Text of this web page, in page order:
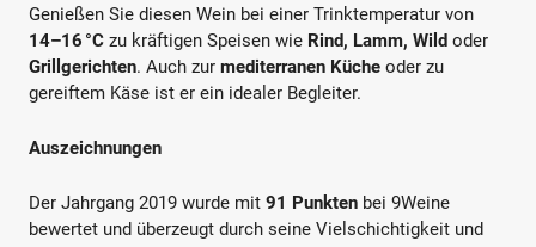
Genießen Sie diesen Wein bei einer Trinktemperatur von
14–16 °C zu kräftigen Speisen wie Rind, Lamm, Wild oder
Grillgerichten. Auch zur mediterranen Küche oder zu
gereiftem Käse ist er ein idealer Begleiter.
Auszeichnungen
Der Jahrgang 2019 wurde mit 91 Punkten bei 9Weine
bewertet und überzeugt durch seine Vielschichtigkeit und